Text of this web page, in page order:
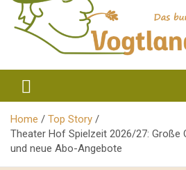
Vogtlandstreicher
Home
Top Story
Theater Hof Spielzeit 2026/27: Große
und neue Abo-Angebote